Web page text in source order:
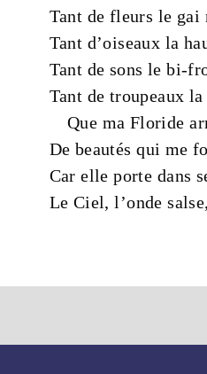
Tant de fleurs le gai
Tant d’oiseaux la
Tant de sons le bi-
Tant de troupeaux
Que ma Floride
De beautés qui me
Car elle porte dans
Le Ciel, l’onde